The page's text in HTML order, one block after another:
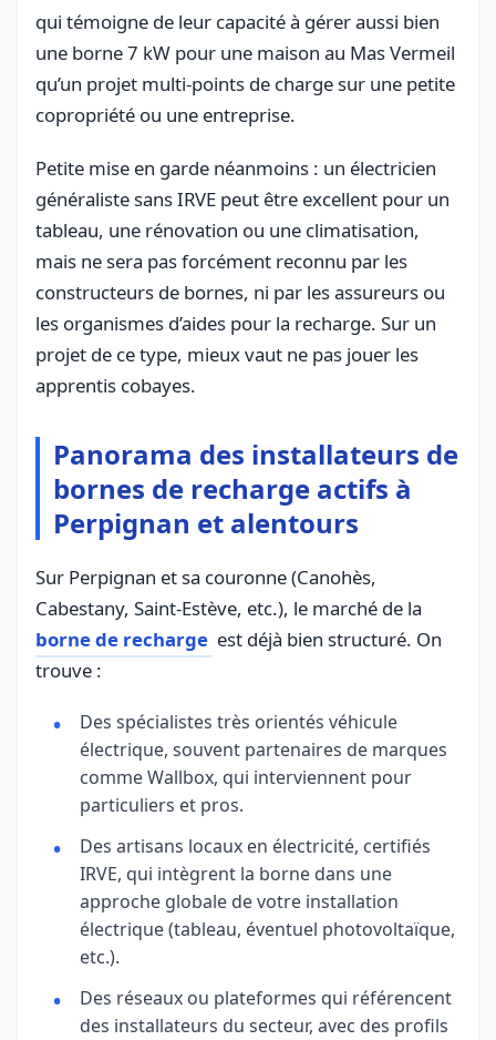
qui témoigne de leur capacité à gérer aussi bien
une borne 7 kW pour une maison au Mas Vermeil
qu’un projet multi-points de charge sur une petite
copropriété ou une entreprise.
Petite mise en garde néanmoins : un électricien
généraliste sans IRVE peut être excellent pour un
tableau, une rénovation ou une climatisation,
mais ne sera pas forcément reconnu par les
constructeurs de bornes, ni par les assureurs ou
les organismes d’aides pour la recharge. Sur un
projet de ce type, mieux vaut ne pas jouer les
apprentis cobayes.
Panorama des installateurs de
bornes de recharge actifs à
Perpignan et alentours
Sur Perpignan et sa couronne (Canohès,
Cabestany, Saint-Estève, etc.), le marché de la
borne de recharge est déjà bien structuré. On
trouve :
Des spécialistes très orientés véhicule
électrique, souvent partenaires de marques
comme Wallbox, qui interviennent pour
particuliers et pros.
Des artisans locaux en électricité, certifiés
IRVE, qui intègrent la borne dans une
approche globale de votre installation
électrique (tableau, éventuel photovoltaïque,
etc.).
Des réseaux ou plateformes qui référencent
des installateurs du secteur, avec des profils